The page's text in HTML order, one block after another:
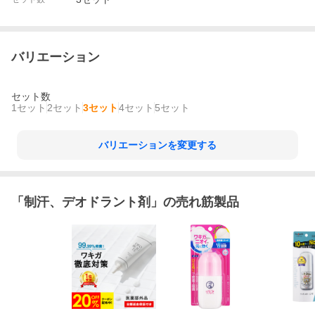
バリエーション
セット数
1セット 2セット 3セット4セット 5セット
バリエーションを変更する
「 制汗、デオドラント剤 」の売れ筋製品